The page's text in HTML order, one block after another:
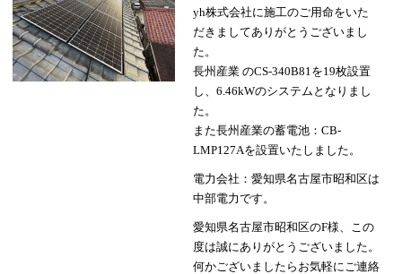
yh株式会社に施工のご用命をいた
だきましてありがとうございまし
た。
長州産業 のCS-340B81を19枚設置
し、6.46kWのシステムとなりまし
た。
また長州産業の蓄電池：CB-
LMP127Aを設置いたしました。
電力会社：愛知県名古屋市昭和区は
中部電力です。
愛知県名古屋市昭和区のF様、この
度は誠にありがとうございました。
何かございましたらお気軽にご連絡